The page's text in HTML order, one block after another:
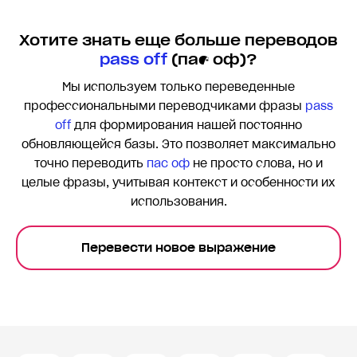
Хотите знать еще больше переводов
pass off (пас оф)?
Мы используем только переведенные
профессиональными переводчиками фразы pass
off для формирования нашей постоянно
обновляющейся базы. Это позволяет максимально
точно переводить пас оф не просто слова, но и
целые фразы, учитывая контекст и особенности их
использования.
Перевести новое выражение